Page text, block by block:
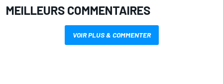
MEILLEURS COMMENTAIRES
VOIR PLUS & COMMENTER